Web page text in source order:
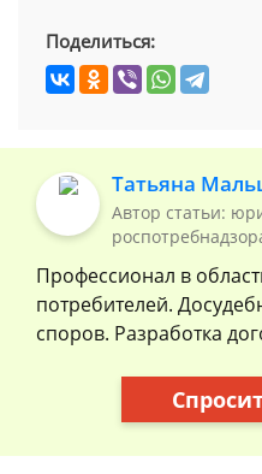
Поделиться:
Татьяна
Автор статьи:
Профессионал в
потребителей.
споров. Разработка